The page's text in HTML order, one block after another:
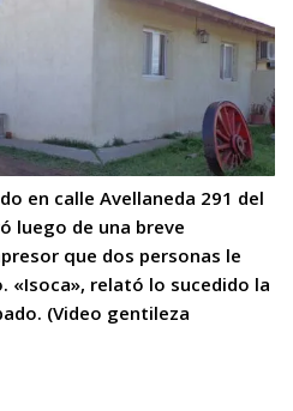
en calle Avellaneda 291 del
luego de una breve
que dos personas le
«Isoca», relató lo sucedido la
(Video gentileza